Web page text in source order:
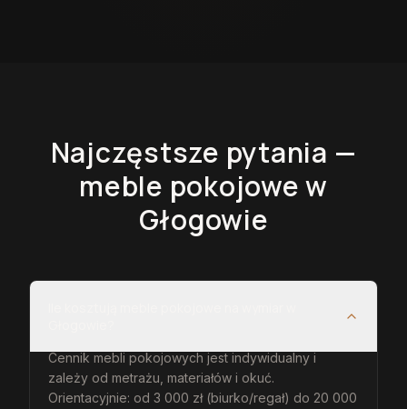
Najczęstsze pytania —
meble pokojowe w
Głogowie
Cennik mebli pokojowych jest indywidualny i
zależy od metrażu, materiałów i okuć.
Orientacyjnie: od 3 000 zł (biurko/regał) do 20 000